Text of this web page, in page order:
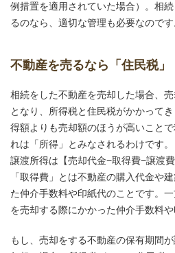
例措置を適用されていた場合）。相
るのなら、適切な管理も必要なのです
不動産を売るなら「住民税
相続をした不動産を売却した場合、売
となり、所得税と住民税がかかって
得額よりも売却額のほうが高いこと
れは「所得」とみなされるわけです。
譲渡所得は【売却代金−取得費−譲渡
「取得費」とは不動産の購入代金や
た仲介手数料や印紙代のことです。
を売却する際にかかった仲介手数料や
もし、売却をする不動産の保有期間